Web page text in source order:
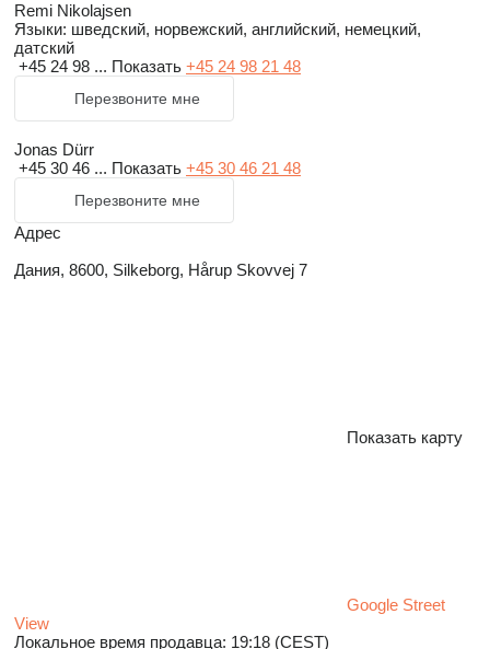
Remi Nikolajsen
Языки: шведский, норвежский, английский, немецкий,
датский
+45 24 98 ... Показать +45 24 98 21 48
Перезвоните мне
Jonas Dürr
+45 30 46 ... Показать +45 30 46 21 48
Перезвоните мне
Адрес
Дания, 8600, Silkeborg, Hårup Skovvej 7
Показать карту
Google Street
View
Локальное время продавца: 19:18 (CEST)